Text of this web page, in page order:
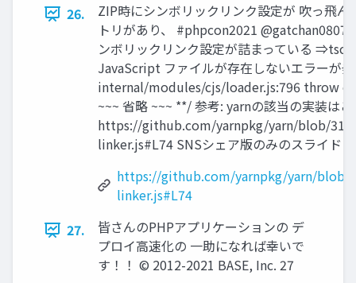
26.
ZIP時にシンボリックリンク設定が 吹っ飛
トリがあり、 #phpcon2021
ンボリックリンク設定が詰まっている ⇒tsc
JavaScript ファイルが存在しないエラー
internal/modules/cjs/loader.js:796 throw
~~~ 省略 ~~~ **/ 参考: yarnの該当の実装は
https://github.com/yarnpkg/yarn/blob/
linker.js#L74 SNSシェア版のみのスライド
https://github.com/yarnpkg/yarn/blob/
linker.js#L74
27.
皆さんのPHPアプリケーションの デ
プロイ高速化の 一助になれば幸いで
す！！ © 2012-2021 BASE, Inc. 27